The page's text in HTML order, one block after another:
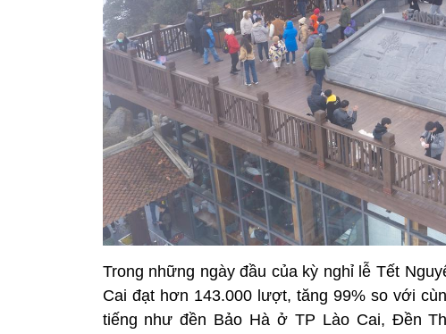
Trong những ngày đầu của kỳ nghỉ lễ Tết
Cai đạt hơn 143.000 lượt, tăng 99% so với
tiếng như đền Bảo Hà ở TP Lào Cai, Đền